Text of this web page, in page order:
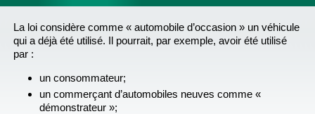
La loi considère comme « automobile d’occasion » un véhicule
qui a déjà été utilisé. Il pourrait, par exemple, avoir été utilisé
par :
un consommateur;
un commerçant d’automobiles neuves comme «
démonstrateur »;